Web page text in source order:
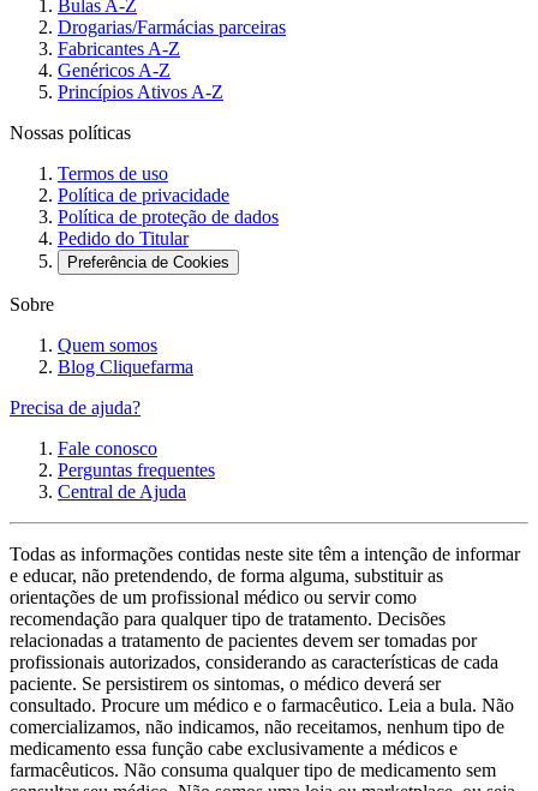
Bulas A-Z
Drogarias/Farmácias parceiras
Fabricantes A-Z
Genéricos A-Z
Princípios Ativos A-Z
Nossas políticas
Termos de uso
Política de privacidade
Política de proteção de dados
Pedido do Titular
Preferência de Cookies
Sobre
Quem somos
Blog Cliquefarma
Precisa de ajuda?
Fale conosco
Perguntas frequentes
Central de Ajuda
Todas as informações contidas neste site têm a intenção de informar
e educar, não pretendendo, de forma alguma, substituir as
orientações de um profissional médico ou servir como
recomendação para qualquer tipo de tratamento. Decisões
relacionadas a tratamento de pacientes devem ser tomadas por
profissionais autorizados, considerando as características de cada
paciente. Se persistirem os sintomas, o médico deverá ser
consultado. Procure um médico e o farmacêutico. Leia a bula. Não
comercializamos, não indicamos, não receitamos, nenhum tipo de
medicamento essa função cabe exclusivamente a médicos e
farmacêuticos. Não consuma qualquer tipo de medicamento sem